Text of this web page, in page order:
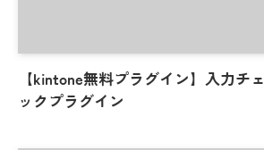
【kintone無料プラグイン】入力チェ
ックプラグイン